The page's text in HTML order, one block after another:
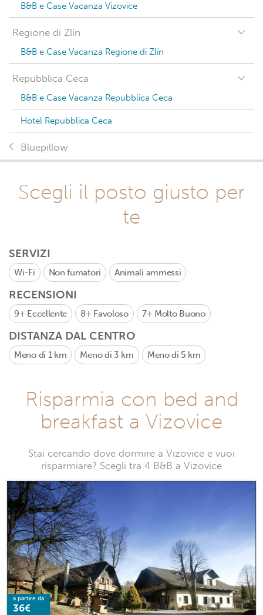
B&B e Case Vacanza Vizovice
Regione di Zlín
B&B e Case Vacanza Regione di Zlín
Repubblica Ceca
B&B e Case Vacanza Repubblica Ceca
Hotel Repubblica Ceca
Bluepillow
Scegli il posto giusto per
te
SERVIZI
Wi-Fi Non fumatori Animali ammessi
RECENSIONI
9+ Eccellente 8+ Favoloso 7+ Molto Buono
DISTANZA DAL CENTRO
Meno di 1 km Meno di 3 km Meno di 5 km
Risparmia con bed and
breakfast a Vizovice
Stai cercando dove dormire a Vizovice e vuoi
risparmiare? Scegli tra 4 B&B a Vizovice
a partire da
36€